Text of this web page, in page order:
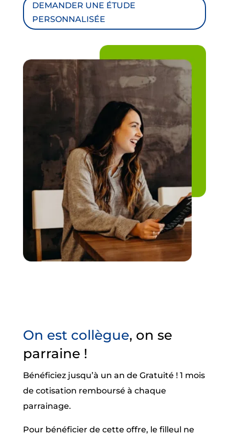
DEMANDER UNE ÉTUDE
PERSONNALISÉE
On est collègue, on se
parraine !
Bénéficiez jusqu’à un an de Gratuité ! 1 mois
de cotisation remboursé à chaque
parrainage.
Pour bénéficier de cette offre, le filleul ne